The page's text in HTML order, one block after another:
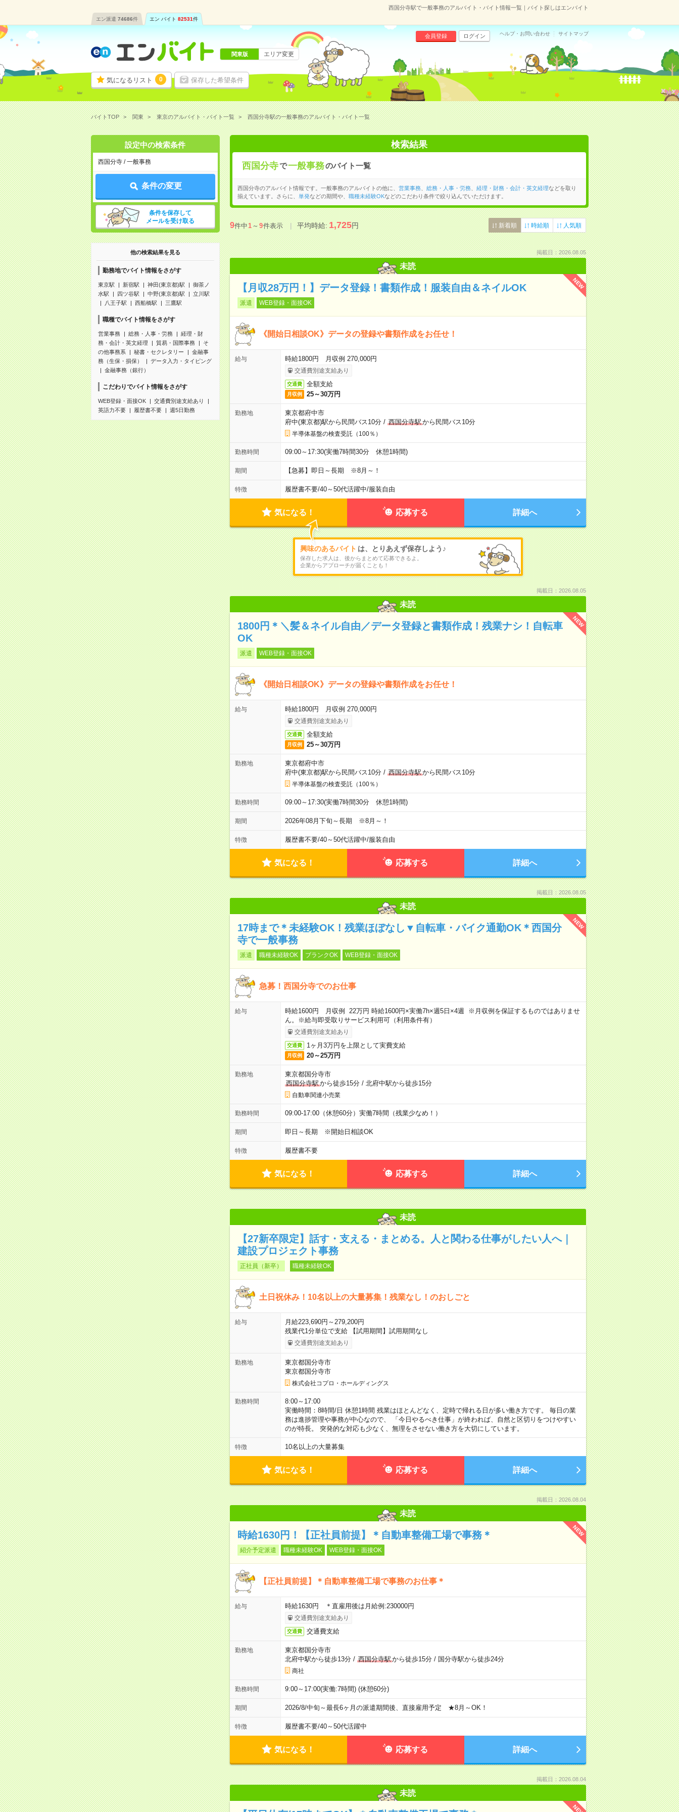
西国分寺駅で一般事務のアルバイト・バイト情報一覧｜バイト探しはエンバイト
エン派遣 74686件 エン バイト 82531件
気になるリスト 0 保存した希望条件
会員登録 ログイン ヘルプ・お問い合わせ サイトマップ
関東版 エリア変更
バイトTOP 関東 東京のアルバイト・バイト一覧 西国分寺駅の一般事務のアルバイト・バイト一覧
設定中の検索条件
西国分寺 / 一般事務
条件の変更
条件を保存して
メールを受け取る
他の検索結果を見る
勤務地でバイト情報をさがす
東京駅 新宿駅 神田(東京都)駅
御茶ノ
水駅
四ツ谷駅 中野(東京都)駅
立川駅
八王子駅
西船橋駅 三鷹駅
職種でバイト情報をさがす
営業事務 総務・人事・労務
経理・財
務・会計・英文経理
貿易・国際事務
そ
の他事務系
秘書・セクレタリー
金融事
務（生保・損保）
データ入力・タイピング
金融事務（銀行）
こだわりでバイト情報をさがす
WEB登録・面接OK
交通費別途支給あり
英語力不要
履歴書不要 週5日勤務
検索結果
西国分寺で一般事務のバイト一覧
西国分寺のアルバイト情報です。一般事務のアルバイトの他に、 営業事務、 総務・人事・労務、 経理・財務・会計・英文経理などを取り
揃えています。さらに、
単発などの期間や、 職種未経験OKなどのこだわり条件で絞り込んでいただけます。
9件中1～9件表示 平均時給:1,725円 新着順 時給順 人気順
掲載日：2026.08.05
未読
NEW
【月収28万円！】データ登録！書類作成！服装自由＆ネイルOK
派遣 WEB登録・面接OK
《開始日相談OK》データの登録や書類作成をお任せ！
給与 時給1800円 月収例 270,000円
交通費別途支給あり
交通費 全額支給
月収例 25～30万円
勤務地
東京都府中市
府中(東京都)駅から民間バス10分/ 西国分寺駅から民間バス10分
半導体基盤の検査受託（100％）
勤務時間 09:00～17:30(実働7時間30分 休憩1時間)
期間 【急募】即日～長期 ※8月～！
特徴 履歴書不要/40～50代活躍中/服装自由
気になる！ 応募する 詳細へ
興味のあるバイト は、とりあえず保存しよう♪
保存した求人は、後からまとめて応募できるよ。
企業からアプローチが届くことも！
掲載日：2026.08.05
未読
NEW
1800円＊＼髪＆ネイル自由／データ登録と書類作成！残業ナシ！自転車
OK
派遣 WEB登録・面接OK
《開始日相談OK》データの登録や書類作成をお任せ！
給与 時給1800円 月収例 270,000円
交通費別途支給あり
交通費 全額支給
月収例 25～30万円
勤務地
東京都府中市
府中(東京都)駅から民間バス10分/ 西国分寺駅から民間バス10分
半導体基盤の検査受託（100％）
勤務時間 09:00～17:30(実働7時間30分 休憩1時間)
期間 2026年08月下旬～長期 ※8月～！
特徴 履歴書不要/40～50代活躍中/服装自由
気になる！ 応募する 詳細へ
掲載日：2026.08.05
未読
NEW
17時まで＊未経験OK！残業ほぼなし▼自転車・バイク通勤OK＊西国分
寺で一般事務
派遣 職種未経験OK ブランクOK WEB登録・面接OK
急募！西国分寺でのお仕事
給与
時給1600円 月収例 22万円 時給1600円×実働7h×週5日×4週 ※月収例を保証するものではありませ
ん。※給与即受取りサービス利用可（利用条件有）
交通費別途支給あり
交通費 1ヶ月3万円を上限として実費支給
月収例 20～25万円
勤務地
東京都国分寺市
西国分寺駅から徒歩15分/ 北府中駅から徒歩15分
自動車関連小売業
勤務時間 09:00-17:00（休憩60分）実働7時間（残業少なめ！）
期間 即日～長期 ※開始日相談OK
特徴 履歴書不要
気になる！ 応募する 詳細へ
未読
【27新卒限定】話す・支える・まとめる。人と関わる仕事がしたい人へ｜
建設プロジェクト事務
正社員（新卒） 職種未経験OK
土日祝休み！10名以上の大量募集！残業なし！のおしごと
給与
月給223,690円～279,200円
残業代1分単位で支給 【試用期間】試用期間なし
交通費別途支給あり
勤務地
東京都国分寺市
東京都国分寺市
株式会社コプロ・ホールディングス
勤務時間
8:00～17:00
実働時間：8時間/日 休憩1時間 残業はほとんどなく、定時で帰れる日が多い働き方です。 毎日の業
務は進捗管理や事務が中心なので、 「今日やるべき仕事」が終われば、自然と区切りをつけやすい
のが特長。 突発的な対応も少なく、無理をさせない働き方を大切にしています。
特徴 10名以上の大量募集
気になる！ 応募する 詳細へ
掲載日：2026.08.04
未読
NEW
時給1630円！【正社員前提】＊自動車整備工場で事務＊
紹介予定派遣 職種未経験OK WEB登録・面接OK
【正社員前提】＊自動車整備工場で事務のお仕事＊
給与 時給1630円 ＊直雇用後は月給例:230000円
交通費別途支給あり
交通費 交通費支給
勤務地
東京都国分寺市
北府中駅から徒歩13分/ 西国分寺駅から徒歩15分/ 国分寺駅から徒歩24分
商社
勤務時間 9:00～17:00(実働:7時間) (休憩60分)
期間 2026/8/中旬～最長6ヶ月の派遣期間後、直接雇用予定 ★8月～OK！
特徴 履歴書不要/40～50代活躍中
気になる！ 応募する 詳細へ
掲載日：2026.08.04
未読